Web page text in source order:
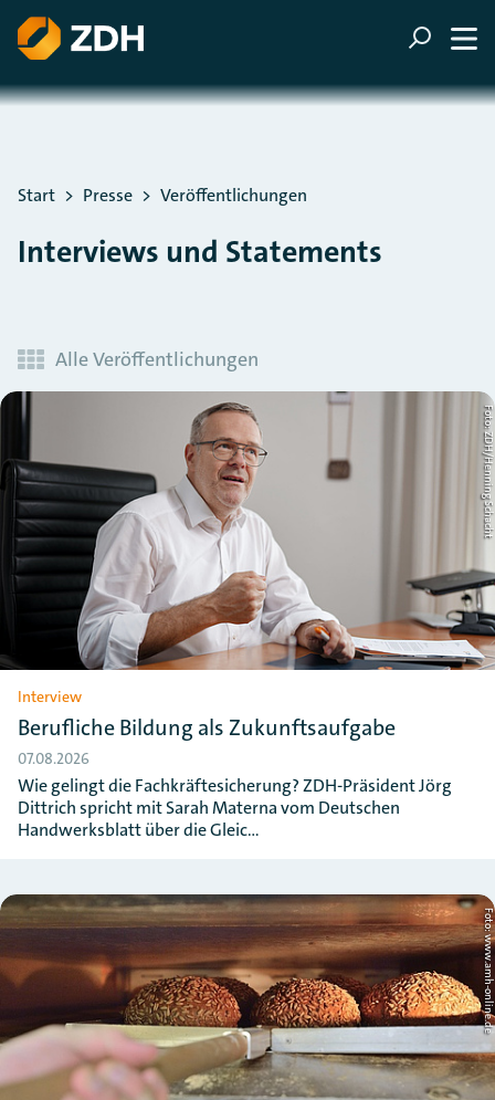
ZUM HAUPTINHALT SPRINGEN
ZUR SUCHE SPRINGEN
Start Presse Veröffentlichungen
Interviews und Statements
Alle Veröffentlichungen
Foto: ZDH/Henning Schacht
Interview
Berufliche Bildung als Zukunftsaufgabe
07.08.2026
Wie gelingt die Fachkräftesicherung? ZDH-Präsident Jörg
Dittrich spricht mit Sarah Materna vom Deutschen
Handwerksblatt über die Gleic…
Foto: www.amh-online.de